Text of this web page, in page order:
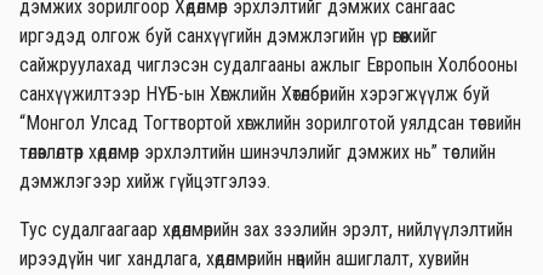
дэмжих зорилгоор Хөдөлмөр эрхлэлтийг дэмжих сангаас
иргэдэд олгож буй санхүүгийн дэмжлэгийн үр өгөөжийг
сайжруулахад чиглэсэн судалгааны ажлыг Европын Холбооны
санхүүжилтээр НҮБ-ын Хөгжлийн Хөтөлбөрийн хэрэгжүүлж буй
“Монгол Улсад Тогтвортой хөгжлийн зорилготой уялдсан төсвийн
төлөвлөлтөөр хөдөлмөр эрхлэлтийн шинэчлэлийг дэмжих нь” төслийн
дэмжлэгээр хийж гүйцэтгэлээ.
Тус судалгаагаар хөдөлмөрийн зах зээлийн эрэлт, нийлүүлэлтийн
ирээдүйн чиг хандлага, хөдөлмөрийн нөөцийн ашиглалт, хувийн